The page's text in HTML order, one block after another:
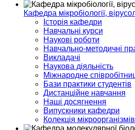
Кафедра мікробіології,
Історія кафедри
Навчальні курси
Наукові роботи
Навчально-методичні
Викладачі
Наукова діяльність
Міжнародне
Бази практики студентів
Дистанційне навчання
Наші досягнення
Випускники кафедри
Колекція мікроорганізмів